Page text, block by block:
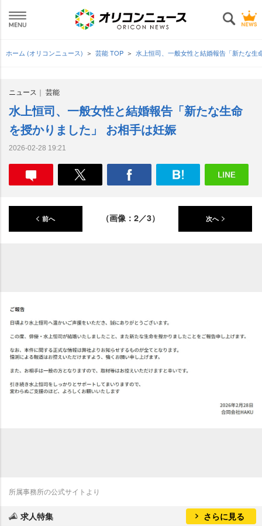
ホーム (オリコンニュース) 芸能 TOP 水上恒司、一般女性と結婚報告「新たな
ニュース 芸能
水上恒司、一般女性と結婚報告「新たな生命
を授かりました」 お相手は妊娠
2026-02-28 19:21
前へ （画像：2／3） 次へ
所属事務所の公式サイトより
求人特集 さらに見る